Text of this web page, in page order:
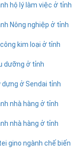
hộ lý làm việc ở tỉnh
Nông nghiệp ở tỉnh
kim loại ở tỉnh
dưỡng ở tỉnh
ở Sendai tỉnh
nhà hàng ở tỉnh
nhà hàng ở tỉnh
gino ngành chế biến